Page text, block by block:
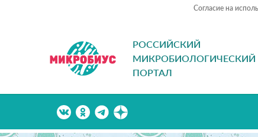
Согласие на
РОССИЙСКИЙ
МИКРОБИОЛОГИЧЕСКИЙ
ПОРТАЛ